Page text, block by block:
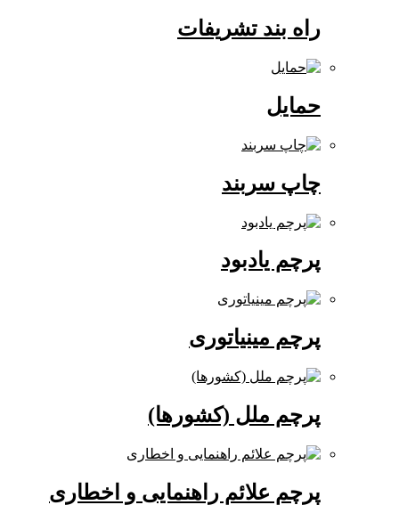
راه بند تشریفات
چاپ سربند
پرچم یادبود
پرچم مینیاتوری
پرچم ملل (کشورها)
پرچم علائم راهنمایی و اخطاری